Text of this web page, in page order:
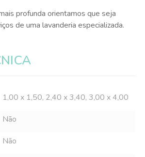
profunda orientamos que seja
de uma lavanderia especializada.
1,00 x 1,50, 2,40 x 3,40, 3,00 x 4,00
Não
Não